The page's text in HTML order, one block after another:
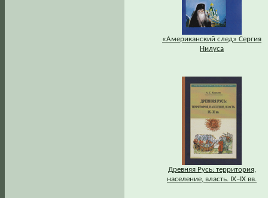
«Американский след» Сергия
Нилуса
Древняя Русь: территория,
население, власть. IХ–IХ вв.